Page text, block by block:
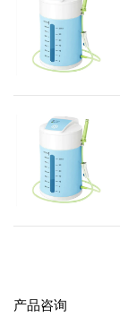
产品咨询